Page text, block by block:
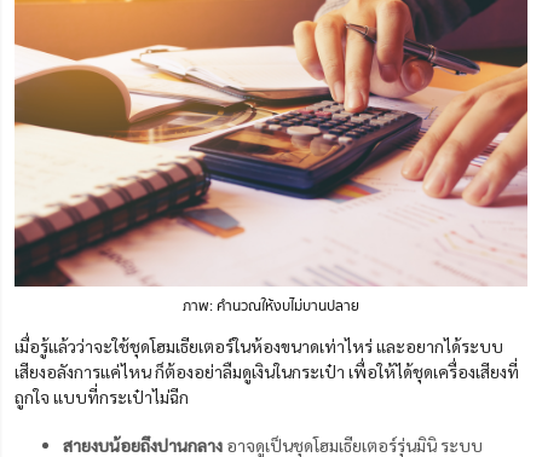
ภาพ: คำนวณให้งบไม่บานปลาย
เมื่อรู้แล้วว่าจะใช้ชุดโฮมเธียเตอร์ในห้องขนาดเท่าไหร่ และอยากได้ระบบ
เสียงอลังการแค่ไหน ก็ต้องอย่าลืมดูเงินในกระเป๋า เพื่อให้ได้ชุดเครื่องเสียงที่
ถูกใจ แบบที่กระเป๋าไม่ฉีก
สายงบน้อยถึงปานกลาง อาจดูเป็นชุดโฮมเธียเตอร์รุ่นมินิ ระบบ